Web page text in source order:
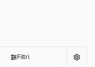
Filtri